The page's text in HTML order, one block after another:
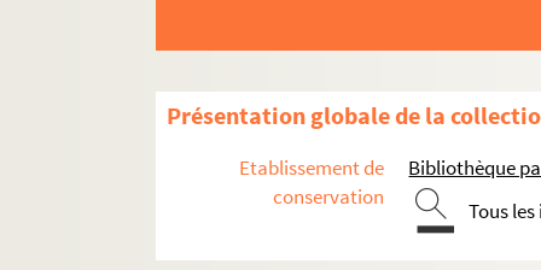
Présentation globale de la
Etablissement de
conservation
Bibliothèque
Tous
Ms Montbret-562. Mémoire sur les
Ms Montbret-564. Recueil concernant la
Ms Montbret-565. [Titre absent ou non
Ms Montbret-566. Loix et coutumes du